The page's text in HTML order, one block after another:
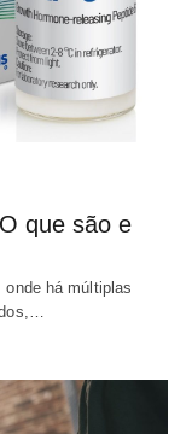
que são e
onde há múltiplas